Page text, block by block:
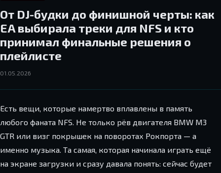
От DJ-будки до финишной черты: как
EA выбирала треки для NFS и кто
принимал финальные решения о
плейлисте
01.05.2026
Есть вещи, которые намертво вплавлены в память
любого фаната NFS. Не только рёв двигателя BMW M3
GTR или визг покрышек на поворотах Рокпорта — а
именно музыка. Та самая, которая начинала играть ещё
на экране загрузки и сразу давала понять: сейчас будет